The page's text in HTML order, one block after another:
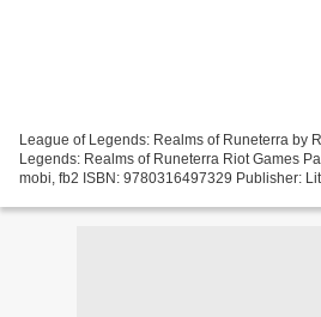
League of Legends: Realms of Runeterra by
Legends: Realms of Runeterra Riot Games
mobi, fb2 ISBN: 9780316497329 Publisher: